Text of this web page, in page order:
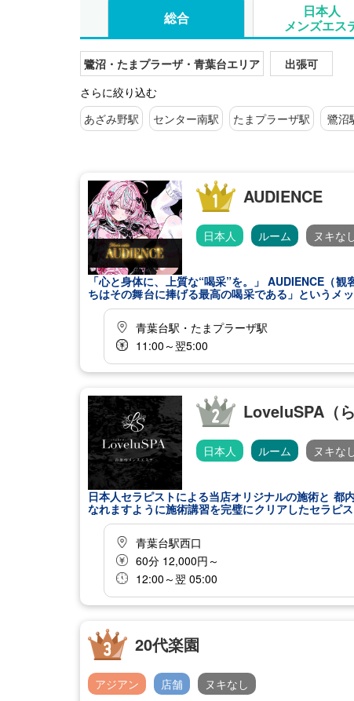
総合
日本人
メンズエス
鷺沼・たまプラーザ・青葉台エリア
出張可
さらに絞り込む
あざみ野駅
センター南駅 たまプラーザ駅 鷺沼
AUDIENCE
日本人 ルーム ヌキな
「心と身体に、上質な“喝采”を。」 AUDIENCE（
ちはその舞台に捧げる最高の喝采である」というメ
客様が自信と活力を取り戻し、人生という舞台に再
ーザなどの各エリアで話題のメンズエステサロンで
せている点が特徴です。
青葉台駅・たまプラーザ駅
11:00～翌5:00
LoveluSPA（
日本人 ルーム ヌキな
日本人セラピストによる当店オリジナルの施術と 都内クオリティを
なれますように施術講習を完璧にクリアしたセラピストだけを厳選し採用
を、 大人の隠れ家で是非ご堪能ください。
青葉台駅西口
60分 12,000円～
12:00～翌 05:00
20代楽園
アジアン 店舗 ヌキなし